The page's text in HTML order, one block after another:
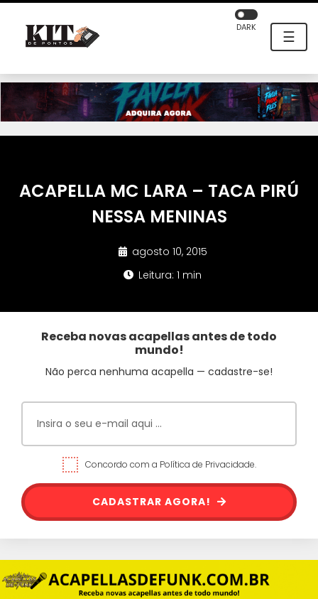
☰
DARK
ACAPELLA MC LARA – TACA PIRÚ
NESSA MENINAS
agosto 10, 2015
Leitura: 1 min
Receba novas acapellas antes de todo
mundo!
Não perca nenhuma acapella — cadastre-se!
Concordo com a Política de Privacidade.
CADASTRAR AGORA!